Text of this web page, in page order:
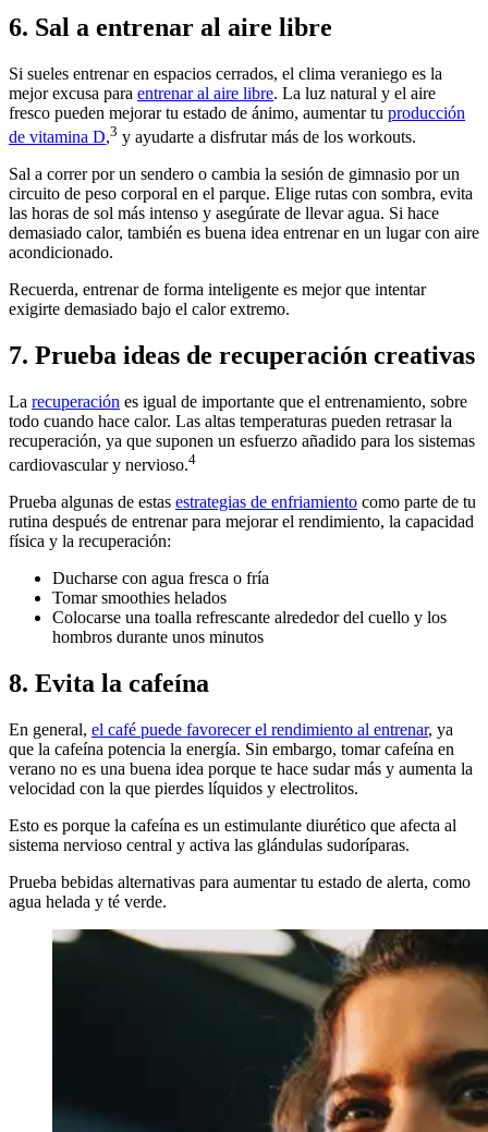
6. Sal a entrenar al aire libre
Si sueles entrenar en espacios cerrados, el clima veraniego es la
mejor excusa para entrenar al aire libre. La luz natural y el aire
fresco pueden mejorar tu estado de ánimo, aumentar tu producción
de vitamina D,3 y ayudarte a disfrutar más de los workouts.
Sal a correr por un sendero o cambia la sesión de gimnasio por un
circuito de peso corporal en el parque. Elige rutas con sombra, evita
las horas de sol más intenso y asegúrate de llevar agua. Si hace
demasiado calor, también es buena idea entrenar en un lugar con aire
acondicionado.
Recuerda, entrenar de forma inteligente es mejor que intentar
exigirte demasiado bajo el calor extremo.
7. Prueba ideas de recuperación creativas
La recuperación es igual de importante que el entrenamiento, sobre
todo cuando hace calor. Las altas temperaturas pueden retrasar la
recuperación, ya que suponen un esfuerzo añadido para los sistemas
cardiovascular y nervioso.4
Prueba algunas de estas estrategias de enfriamiento como parte de tu
rutina después de entrenar para mejorar el rendimiento, la capacidad
física y la recuperación:
Ducharse con agua fresca o fría
Tomar smoothies helados
Colocarse una toalla refrescante alrededor del cuello y los
hombros durante unos minutos
8. Evita la cafeína
En general, el café puede favorecer el rendimiento al entrenar, ya
que la cafeína potencia la energía. Sin embargo, tomar cafeína en
verano no es una buena idea porque te hace sudar más y aumenta la
velocidad con la que pierdes líquidos y electrolitos.
Esto es porque la cafeína es un estimulante diurético que afecta al
sistema nervioso central y activa las glándulas sudoríparas.
Prueba bebidas alternativas para aumentar tu estado de alerta, como
agua helada y té verde.